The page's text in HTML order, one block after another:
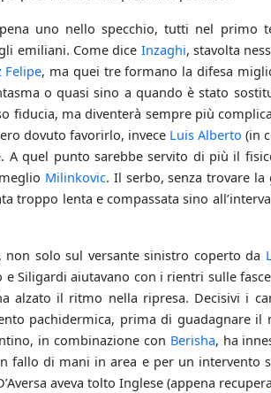
uno nello specchio, tutti nel primo
emiliani. Come dice Inzaghi, stavolta
Felipe, ma quei tre formano la difesa
o quasi sino a quando è stato
fiducia, ma diventerà sempre più
dovuto favorirlo, invece Luis Alberto (in
A quel punto sarebbe servito di più il
Milinkovic. Il serbo, senza trovare la
troppo lenta e compassata sino
non solo sul versante sinistro coperto da
Siligardi aiutavano con i rientri sulle
alzato il ritmo nella ripresa. Decisivi i
pachidermica, prima di guadagnare il
in combinazione con Berisha, ha
fallo di mani in area e per un intervento
aveva tolto Inglese (appena